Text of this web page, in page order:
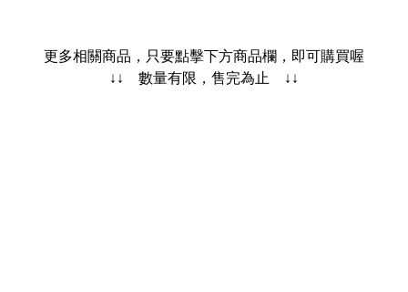
更多相關商品，只要點擊下方商品欄，即可購買喔
↓↓ 數量有限，售完為止 ↓↓